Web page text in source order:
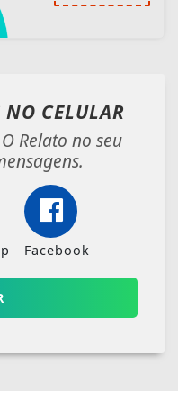
NO CELULAR
Relato no seu
Facebook